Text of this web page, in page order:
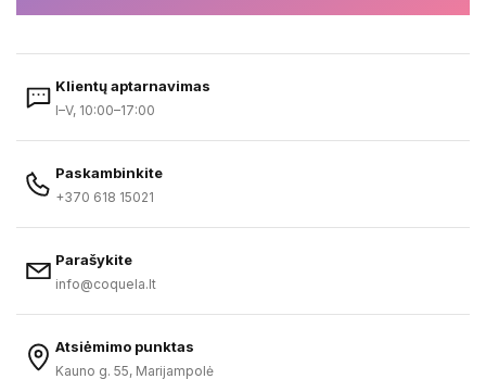
Klientų aptarnavimas
I–V, 10:00–17:00
Paskambinkite
+370 618 15021
Parašykite
info@coquela.lt
Atsiėmimo punktas
Kauno g. 55, Marijampolė